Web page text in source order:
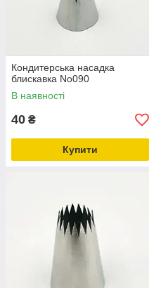
Кондитерська насадка
блискавка No090
В наявності
40 ₴
Купити